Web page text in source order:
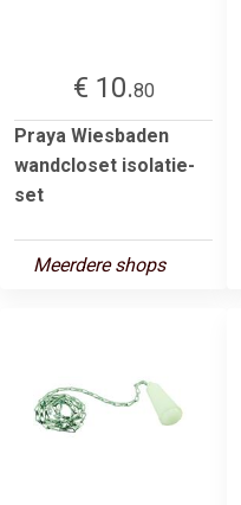
€ 10.80
Praya Wiesbaden
wandcloset isolatie-
set
Meerdere shops